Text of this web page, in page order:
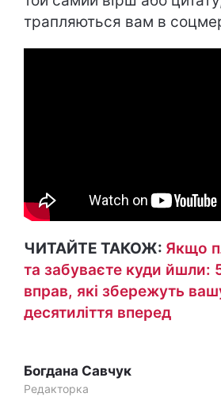
трапляються вам в
ЧИТАЙТЕ ТАКОЖ: Якщо
та забуваєте куди йшли:
вправ, які збережуть
десятиліття вперед
Богдана Савчук
Редакторка